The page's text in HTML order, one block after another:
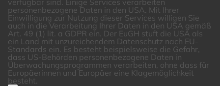
personenbezogene Daten in den USA. Mit Ihrer
Einwilligung zur Nutzung dieser Services willigen Sie
auch in die Verarbeitung Ihrer Daten in den USA gemäß
Art. 49 (1) lit. a GDPR ein. Der EuGH stuft die USA als
ein Land mit unzureichendem Datenschutz nach EU-
Standards ein. Es besteht beispielsweise die Gefahr,
dass US-Behörden personenbezogene Daten in
Überwachungsprogrammen verarbeiten, ohne dass für
Europäerinnen und Europäer eine Klagemöglichkeit
besteht.